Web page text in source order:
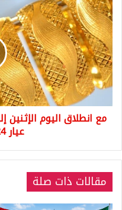
مع
انطلاق
اليوم
الإثنين
إليكم
سعر
غرام
الذهب
في
تركيا
22
18
مع انطلاق اليوم
عيار 24 22 21 18
مقالات ذات صلة